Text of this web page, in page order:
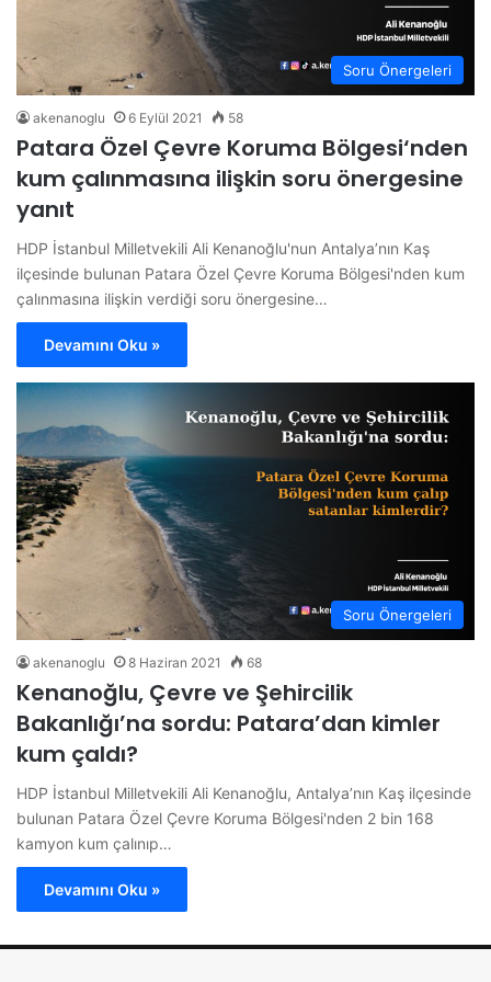
Soru Önergeleri
akenanoglu 6 Eylül 2021 58
Patara Özel Çevre Koruma Bölgesi‘nden
kum çalınmasına ilişkin soru önergesine
yanıt
HDP İstanbul Milletvekili Ali Kenanoğlu'nun Antalya’nın Kaş
ilçesinde bulunan Patara Özel Çevre Koruma Bölgesi'nden kum
çalınmasına ilişkin verdiği soru önergesine…
Devamını Oku »
Soru Önergeleri
akenanoglu 8 Haziran 2021 68
Kenanoğlu, Çevre ve Şehircilik
Bakanlığı’na sordu: Patara’dan kimler
kum çaldı?
HDP İstanbul Milletvekili Ali Kenanoğlu, Antalya’nın Kaş ilçesinde
bulunan Patara Özel Çevre Koruma Bölgesi'nden 2 bin 168
kamyon kum çalınıp…
Devamını Oku »